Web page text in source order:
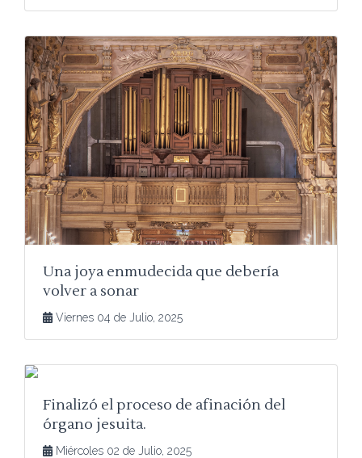
Una joya enmudecida que debería
volver a sonar
Viernes 04 de Julio, 2025
Finalizó el proceso de afinación del
órgano jesuita.
Miércoles 02 de Julio, 2025